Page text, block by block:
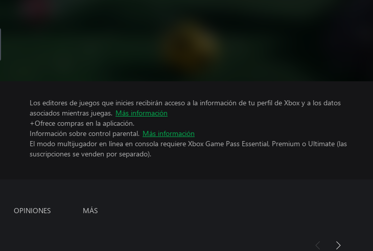
Los editores de juegos que inicies recibirán acceso a la información de tu perfil de Xbox y a los datos
asociados mientras juegas. Más información
+Ofrece compras en la aplicación.
Información sobre control parental. Más información
El modo multijugador en línea en consola requiere Xbox Game Pass Essential, Premium o Ultimate (las
suscripciones se venden por separado).
OPINIONES MÁS